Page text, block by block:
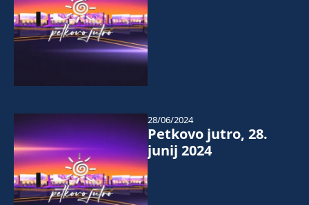
Petkovo jutro, 28.
junij 2024
28/06/2024